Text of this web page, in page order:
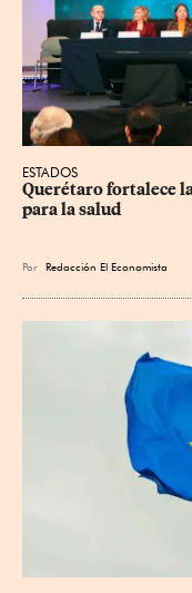
ESTADOS
Querétaro fortalece
para la salud
Por Redacción El Economista